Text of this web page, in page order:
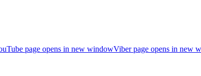
page opens in new windowViber page opens in new